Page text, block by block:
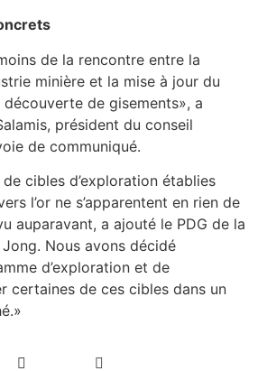
de la rencontre entre la
minière et la mise à jour du
de gisements», a
président du conseil
de communiqué.
cibles d’exploration établies
l’or ne s’apparentent en rien de
auparavant, a ajouté le PDG de la
Nous avons décidé
d’exploration et de
certaines de ces cibles dans un